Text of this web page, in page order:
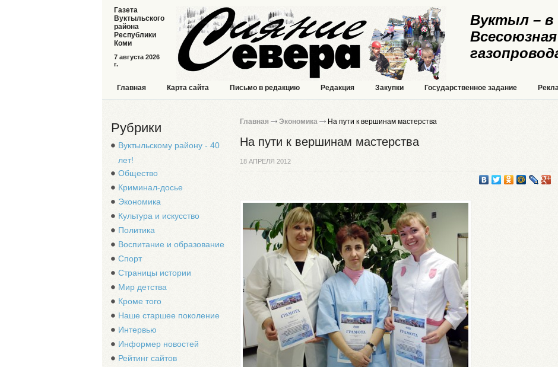
Вуктыл –
7 августа 2026
г.
Газета
Вуктыльского
района
Республики
Коми
Главная Карта сайта Письмо в редакцию Редакция Закупки Государственное задание
Рубрики
Вуктыльскому району - 40
лет!
Общество
Криминал-досье
Экономика
Культура и искусство
Политика
Воспитание и образование
Спорт
Страницы истории
Мир детства
Кроме того
Наше старшее поколение
Интервью
Информер новостей
Рейтинг сайтов
Главная Экономика На пути к вершинам мастерства
На пути к вершинам мастерства
18 АПРЕЛЯ 2012